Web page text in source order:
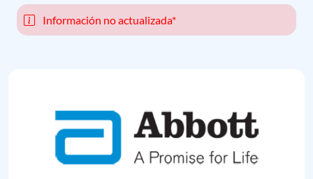
Información no actualizada*